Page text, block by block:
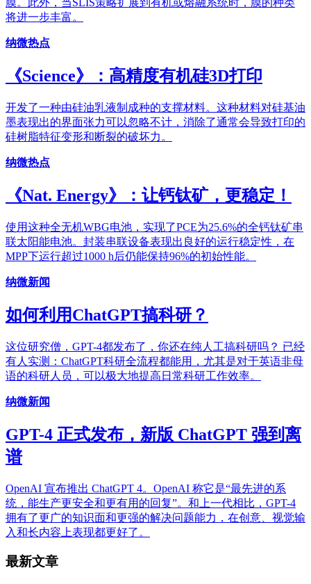
膜。此外，当SLIS策略扩展到有机或熔融系统时，膜的种类
将进一步丰富。
纳微热点
《Science》：高精度有机硅3D打印
开发了一种由硅油乳液制成种的支撑材料。这种材料对硅基油
墨表现出的界面张力可以忽略不计，消除了通常会导致打印的
硅树脂特征变形和断裂的破坏力。
纳微热点
《Nat. Energy》：让钙钛矿，更稳定！
使用这种全无机WBG电池，实现了PCE为25.6%的全钙钛矿串
联太阳能电池。封装串联设备表现出良好的运行稳定性，在
MPP下运行超过1000 h后仍能保持96%的初始性能。
纳微新闻
如何利用ChatGPT搞科研？
这位研究僧，GPT-4都发布了，你还在纯人工搞科研吗？ 已经
有人实测：ChatGPT科研全流程都能用，尤其是对于英语非母
语的科研人员，可以极大地提高日常科研工作效率。
纳微新闻
GPT-4 正式发布，新版 ChatGPT 强到离
谱
OpenAI 宣布推出 ChatGPT 4。OpenAI 称它是“最先进的系
统，能生产更安全和更有用的回复”。和上一代相比，GPT-4
拥有了更广的知识面和更强的解决问题能力，在创意、视觉输
入和长内容上表现都更好了。
最新文章